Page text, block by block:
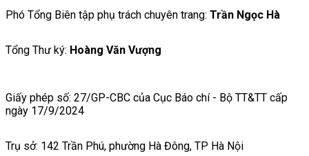
Phó Tổng Biên tập phụ trách chuyên trang: Trần Ngọc Hà
Tổng Thư ký: Hoàng Văn Vượng
Giấy phép số: 27/GP-CBC của Cục Báo chí - Bộ TT&TT cấp
ngày 17/9/2024
Trụ sở: 142 Trần Phú, phường Hà Đông, TP Hà Nội